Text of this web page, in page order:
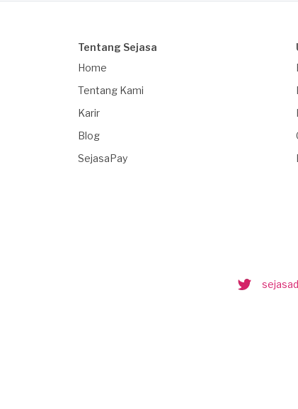
Tentang Sejasa
Home
Tentang Kami
Karir
Blog
SejasaPay